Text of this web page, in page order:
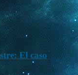
El caso